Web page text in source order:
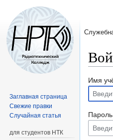
поиску
Имя
Пароль
Заглавная страница
Свежие правки
Случайная статья
для студентов НТК